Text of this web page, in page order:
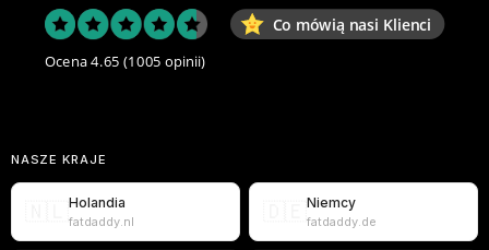
Co mówią nasi Klienci
Ocena 4.65 (1005 opinii)
NASZE KRAJE
Holandia
fatdaddy.nl
Niemcy
fatdaddy.de